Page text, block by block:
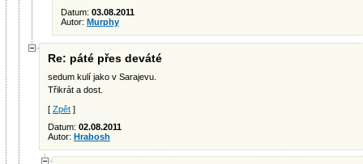
Datum: 03.08.2011
Autor: Murphy
Re: páté přes deváté
sedum kulí jako v Sarajevu.
Třikrát a dost.
[ Zpět ]
Datum: 02.08.2011
Autor: Hrabosh